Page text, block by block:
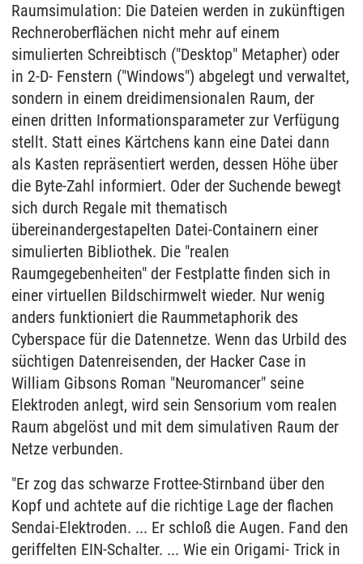
Raumsimulation: Die Dateien werden in zukünftigen
Rechneroberflächen nicht mehr auf einem
simulierten Schreibtisch ("Desktop" Metapher) oder
in 2-D- Fenstern ("Windows") abgelegt und verwaltet,
sondern in einem dreidimensionalen Raum, der
einen dritten Informationsparameter zur Verfügung
stellt. Statt eines Kärtchens kann eine Datei dann
als Kasten repräsentiert werden, dessen Höhe über
die Byte-Zahl informiert. Oder der Suchende bewegt
sich durch Regale mit thematisch
übereinandergestapelten Datei-Containern einer
simulierten Bibliothek. Die "realen
Raumgegebenheiten" der Festplatte finden sich in
einer virtuellen Bildschirmwelt wieder. Nur wenig
anders funktioniert die Raummetaphorik des
Cyberspace für die Datennetze. Wenn das Urbild des
süchtigen Datenreisenden, der Hacker Case in
William Gibsons Roman "Neuromancer" seine
Elektroden anlegt, wird sein Sensorium vom realen
Raum abgelöst und mit dem simulativen Raum der
Netze verbunden.
"Er zog das schwarze Frottee-Stirnband über den
Kopf und achtete auf die richtige Lage der flachen
Sendai-Elektroden. ... Er schloß die Augen. Fand den
geriffelten EIN-Schalter. ... Wie ein Origami- Trick in